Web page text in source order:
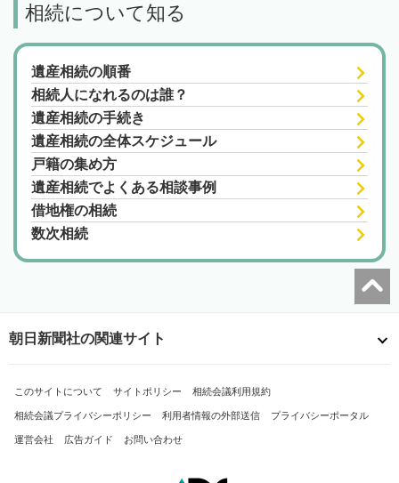
相続について知る
遺産相続の順番
相続人になれるのは誰？
遺産相続の手続き
遺産相続の全体スケジュール
戸籍の集め方
遺産相続でよくある相談事例
借地権の相続
数次相続
朝日新聞社の関連サイト
このサイトについて サイトポリシー 相続会議利用規約
相続会議プライバシーポリシー 利用者情報の外部送信 プライバシーポータル
運営会社 広告ガイド お問い合わせ